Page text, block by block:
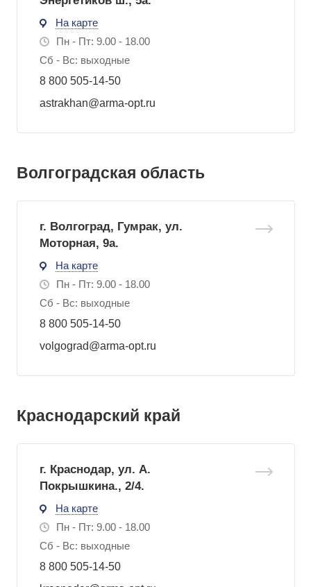
На карте
Пн - Пт: 9.00 - 18.00
Сб - Вс: выходные
8 800 505-14-50
astrakhan@arma-opt.ru
Волгоградская область
г. Волгоград, Гумрак, ул.
Моторная, 9а.
На карте
Пн - Пт: 9.00 - 18.00
Сб - Вс: выходные
8 800 505-14-50
volgograd@arma-opt.ru
Краснодарский край
г. Краснодар, ул. А.
Покрышкина., 2/4.
На карте
Пн - Пт: 9.00 - 18.00
Сб - Вс: выходные
8 800 505-14-50